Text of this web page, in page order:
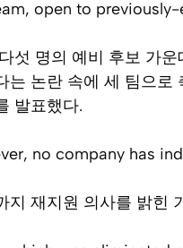
open to
섯 명의 예비 후보 가
는 논란 속에 세 팀으로
발표했다.
no company has
지 재지원 의사를 밝힌